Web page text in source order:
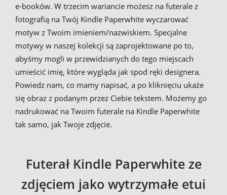
e-booków. W trzecim wariancie możesz na futerale z
fotografią na Twój Kindle Paperwhite wyczarować
motyw z Twoim imieniem/nazwiskiem. Specjalne
motywy w naszej kolekcji są zaprojektowane po to,
abyśmy mogli w przewidzianych do tego miejscach
umieścić imię, które wygląda jak spod ręki designera.
Powiedz nam, co mamy napisać, a po kliknięciu ukaże
się obraz z podanym przez Ciebie tekstem. Możemy go
nadrukować na Twoim futerale na Kindle Paperwhite
tak samo, jak Twoje zdjęcie.
Futerał Kindle Paperwhite ze
zdjęciem jako wytrzymałe etui